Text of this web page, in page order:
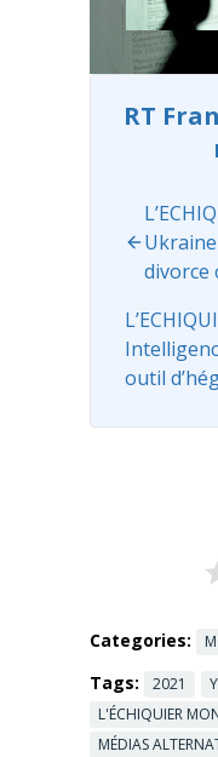
RT
divorce
outil
Categories:
Tags: 2021
L'ÉCHIQUIER
MÉDIAS